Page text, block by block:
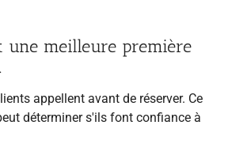
une meilleure première
appellent avant de réserver. Ce
déterminer s'ils font confiance à